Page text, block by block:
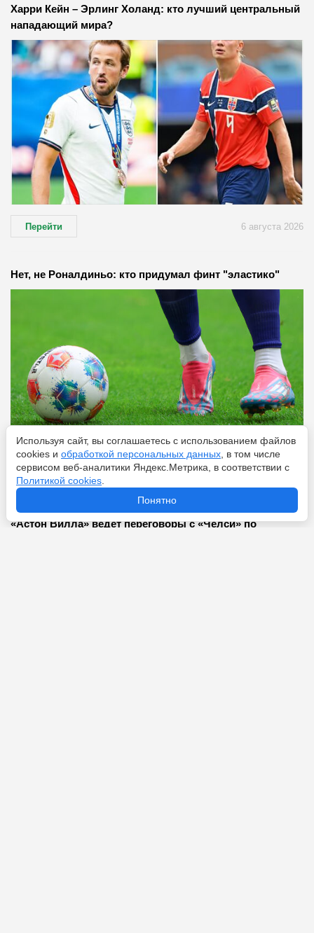
Харри Кейн – Эрлинг Холанд: кто лучший центральный
нападающий мира?
Перейти 6 августа 2026
Нет, не Роналдиньо: кто придумал финт "эластико"
Перейти
«Астон Вилла» ведёт переговоры с «Челси» по
Используя сайт, вы соглашаетесь с использованием файлов
cookies и обработкой персональных данных , в том числе
сервисом веб-аналитики Яндекс.Метрика, в соответствии с
Политикой cookies
Понятно